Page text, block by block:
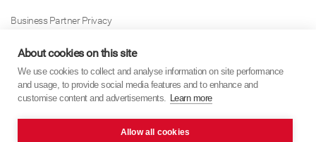
Business Partner Privacy
Политика Использования Файлов «куки»
Modern Slavery Act Policy
About cookies on this site
We use cookies to collect and analyse information on site performance
and usage, to provide social media features and to enhance and
customise content and advertisements. Learn more
Allow all cookies